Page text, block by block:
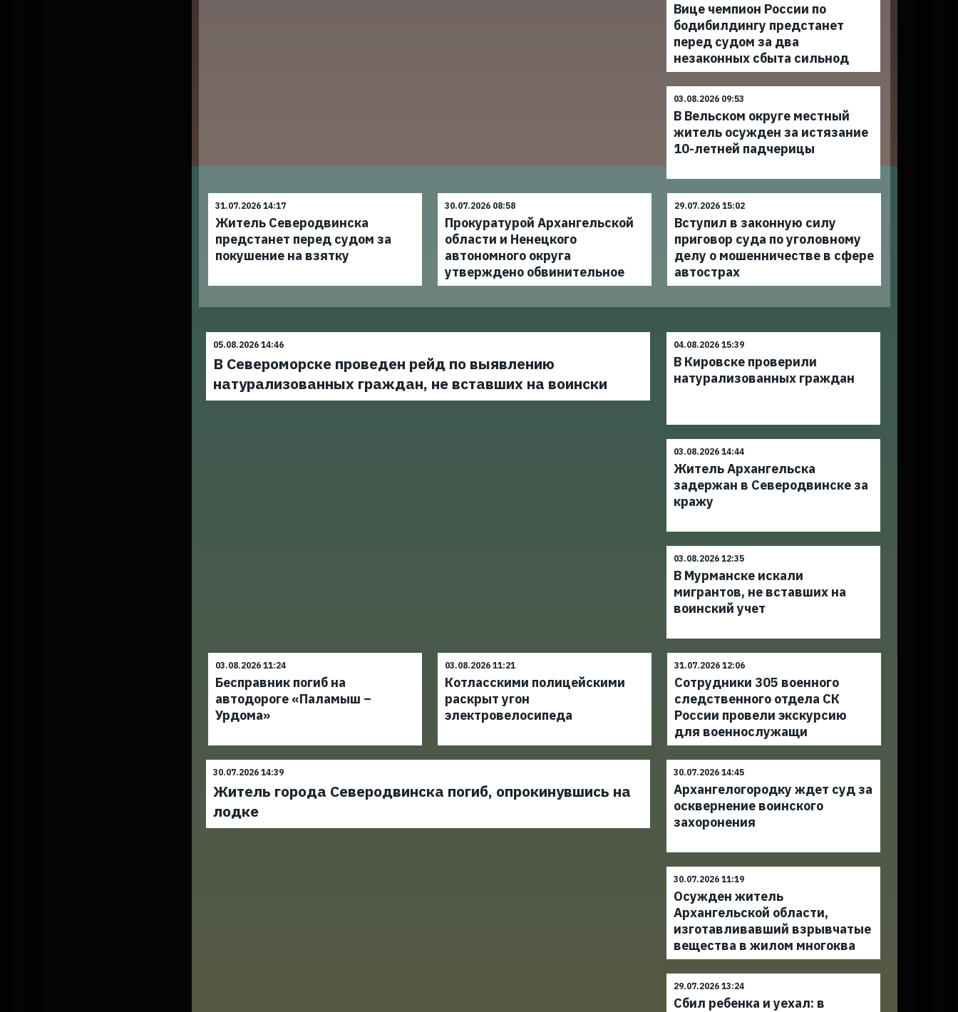
Вице чемпион России по
бодибилдингу предстанет
перед судом за два
незаконных сбыта сильнод
03.08.2026 09:53
В Вельском округе местный
житель осужден за истязание
10-летней падчерицы
31.07.2026 14:17
Житель Северодвинска
предстанет перед судом за
покушение на взятку
30.07.2026 08:58
Прокуратурой Архангельской
области и Ненецкого
автономного округа
утверждено обвинительное
29.07.2026 15:02
Вступил в законную силу
приговор суда по уголовному
делу о мошенничестве в сфере
автострах
05.08.2026 14:46
В Североморске проведен рейд по выявлению
натурализованных граждан, не вставших на воински
04.08.2026 15:39
В Кировске проверили
натурализованных граждан
03.08.2026 14:44
Житель Архангельска
задержан в Северодвинске за
кражу
03.08.2026 12:35
В Мурманске искали
мигрантов, не вставших на
воинский учет
03.08.2026 11:24
Бесправник погиб на
автодороге «Паламыш –
Урдома»
03.08.2026 11:21
Котласскими полицейскими
раскрыт угон
электровелосипеда
31.07.2026 12:06
Сотрудники 305 военного
следственного отдела СК
России провели экскурсию
для военнослужащи
30.07.2026 14:45
Архангелогородку ждет суд за
осквернение воинского
захоронения
30.07.2026 14:39
Житель города Северодвинска погиб, опрокинувшись на
лодке
30.07.2026 11:19
Осужден житель
Архангельской области,
изготавливавший взрывчатые
вещества в жилом многоква
29.07.2026 13:24
Сбил ребенка и уехал: в